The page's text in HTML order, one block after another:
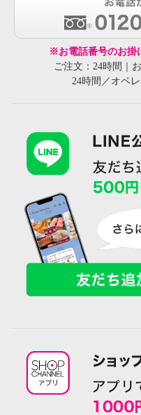
※お電話番号のお掛
ご注文：24時間｜
24時間／オペ